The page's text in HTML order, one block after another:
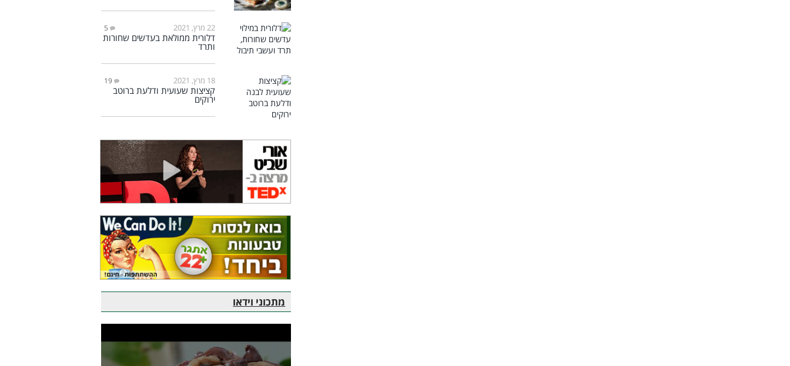
22 מרץ, 2021 5
דלורית ממולאת בעדשים שחורות
ותרד
18 מרץ, 2021 19
קציצות שעועית ודלעת ברוטב
ירוקים
מתכוני וידאו